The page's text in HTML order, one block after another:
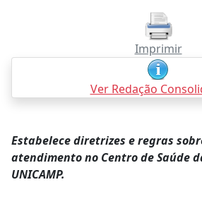
Imprimir
Ver Redação
Estabelece diretrizes e regras
atendimento no Centro de Saúde
UNICAMP.